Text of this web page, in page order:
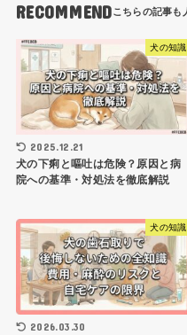
RECOMMEND
犬の知識
2025.12.21
犬の下痢と嘔吐は危険？原因と病
院への基準・対処法を徹底解説
犬の知識
2026.03.30